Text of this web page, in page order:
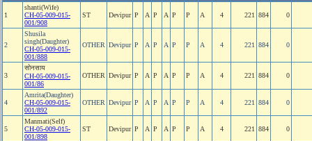
1
shanti(Wife)
CH-05-009-015-
001/908
ST Devipur P A P A P P A 4 221 884 0
2
Shusila
singh(Daughter)
CH-05-009-015-
001/888
OTHER Devipur P A P A P P A 4 221 884 0
3
सोनसाय
CH-05-009-015-
001/86
OTHER Devipur P A P A P P A 4 221 884 0
4
Amrita(Daughter)
CH-05-009-015-
001/892
OTHER Devipur P A P A P P A 4 221 884 0
5
Manmati(Self)
CH-05-009-015-
001/898
ST Devipur P A P A P P A 4 221 884 0